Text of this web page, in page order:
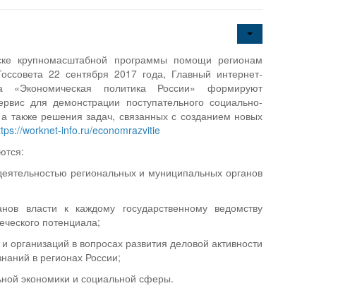
крупномасштабной программы помощи регионам
22 сентября 2017 года, Главный интернет-
политика России» формируют
для демонстрации поступательного социально-
также решения задач, связанных с созданием новых
worknet-info.ru/economrazvitie
региональных и муниципальных органов
власти к каждому государственному ведомству
потенциала;
в вопросах развития деловой активности
в регионах России;
экономики и социальной сферы.